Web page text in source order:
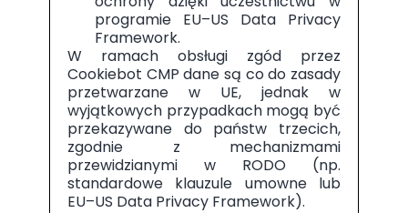
programie EU–US Data Privacy
Framework.
W ramach obsługi zgód przez
Cookiebot CMP dane są co do zasady
przetwarzane w UE, jednak w
wyjątkowych przypadkach mogą być
przekazywane do państw trzecich,
zgodnie z mechanizmami
przewidzianymi w RODO (np.
standardowe klauzule umowne lub
EU–US Data Privacy Framework).